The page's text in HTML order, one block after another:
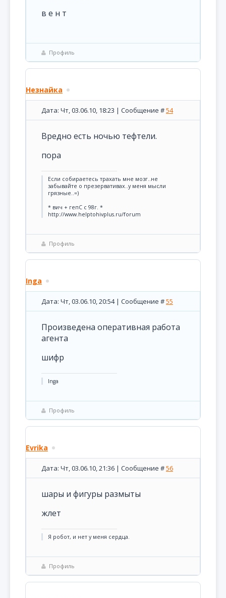
в е н т
Профиль
Незнайка
Дата: Чт, 03.06.10, 18:23 | Сообщение #54
Вредно есть ночью тефтели.
пора
Если собираетесь трахать мне мозг..не
забывайте о презервативах..у меня мысли
грязные..=)
* вич + гепС с 98г. *
http://www.helptohivplus.ru/forum
Профиль
Inga
Дата: Чт, 03.06.10, 20:54 | Сообщение #55
Произведена оперативная работа
агента
шифр
Inga
Профиль
Evrika
Дата: Чт, 03.06.10, 21:36 | Сообщение #56
шары и фигуры размыты
жлет
Я робот, и нет у меня сердца.
Профиль